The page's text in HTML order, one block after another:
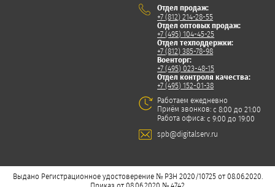
Отдел продаж:
+7 (812) 214-28-55
Отдел оптовых продаж:
+7 (495) 104-45-25
Отдел техподдержки:
+7 (812) 385-78-98
Военторг:
+7 (495) 023-48-15
Отдел контроля качества:
+7 (495) 152-01-38
Работаем ежедневно
Приём звонков:с 8:00 до 21:00
Работа офиса:с 9:00 до 19:00
spb@digitalserv.ru
Выдано Регистрационное удостоверение № РЗН 2020/10725 от 08.06.2020.